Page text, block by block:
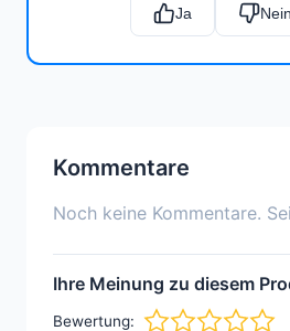
Ja Nein
Kommentare
Noch keine Kommentare.
Ihre Meinung zu diesem
Bewertung: